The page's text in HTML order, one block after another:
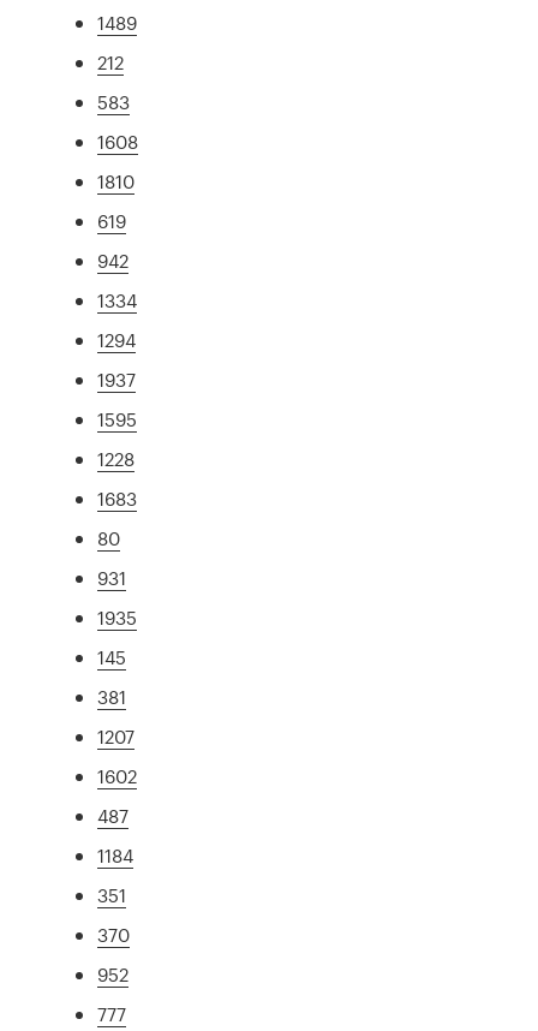
1489
212
583
1608
1810
619
942
1334
1294
1937
1595
1228
1683
80
931
1935
145
381
1207
1602
487
1184
351
370
952
777